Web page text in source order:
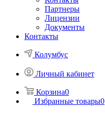
Партнеры
Лицензии
Документы
Контакты
Колумбус
Личный кабинет
Корзина0
Избранные товары0